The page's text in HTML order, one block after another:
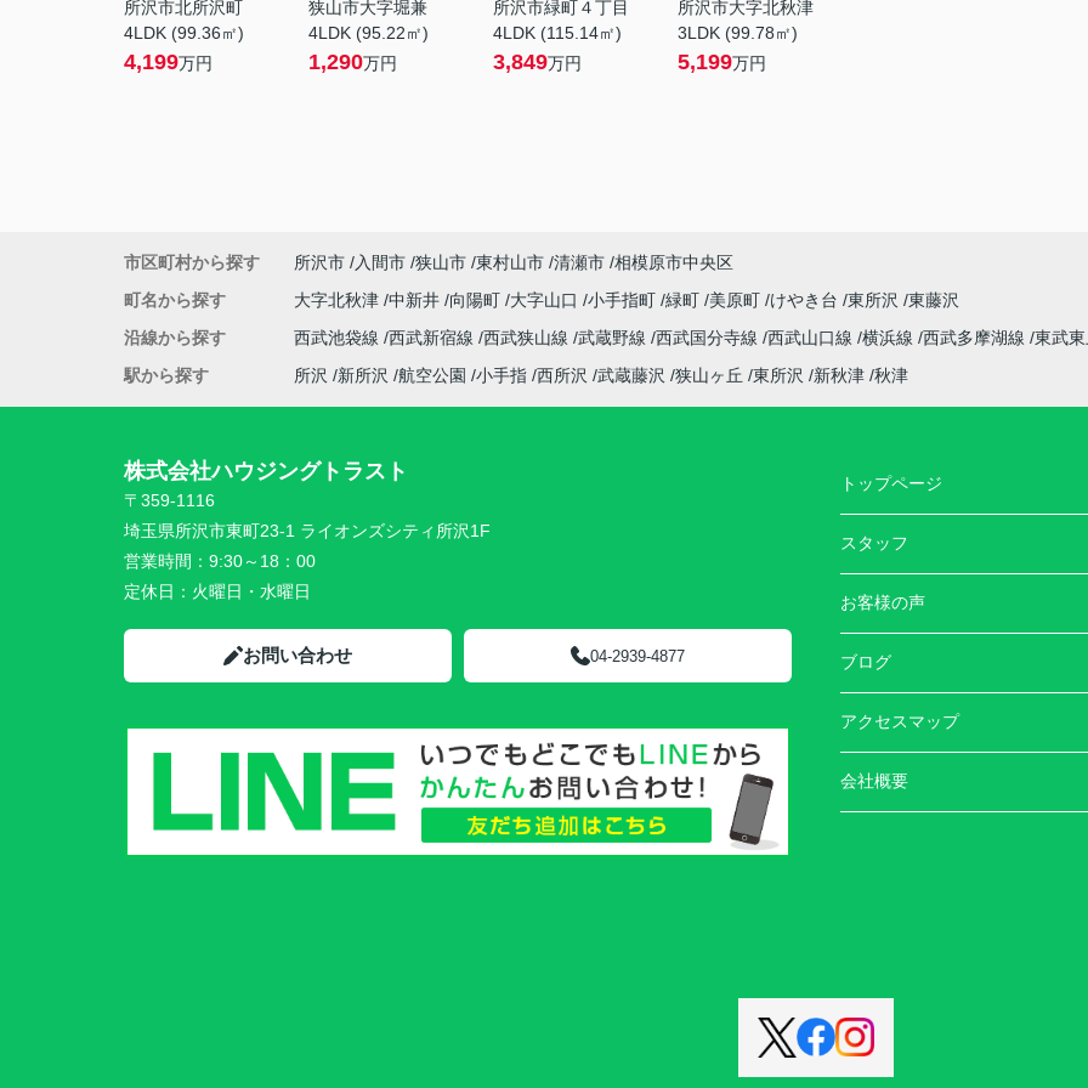
所沢市北所沢町
4LDK (99.36㎡)
4,199万円
狭山市大字堀兼
4LDK (95.22㎡)
1,290万円
所沢市緑町４丁目
4LDK (115.14㎡)
3,849万円
所沢市大字北秋津
3LDK (99.78㎡)
5,199万円
市区町村から探す 所沢市 入間市 狭山市 東村山市 清瀬市 相模原市中央区
町名から探す
大字北秋津 中新井 向陽町 大字山口 小手指町 緑町 美原町 けやき台 東所沢
東藤沢
沿線から探す
西武池袋線 西武新宿線 西武狭山線 武蔵野線 西武国分寺線 西武山口線 横浜線 西武多摩湖線 東武
駅から探す
所沢 新所沢 航空公園 小手指 西所沢 武蔵藤沢 狭山ヶ丘 東所沢 新秋津 秋津
株式会社ハウジングトラスト
〒359-1116
埼玉県所沢市東町23-1 ライオンズシティ所沢1F
営業時間： 9:30～18：00
定休日： 火曜日・水曜日
お問い合わせ 04-2939-4877
トップページ
スタッフ
お客様の声
ブログ
アクセスマップ
会社概要